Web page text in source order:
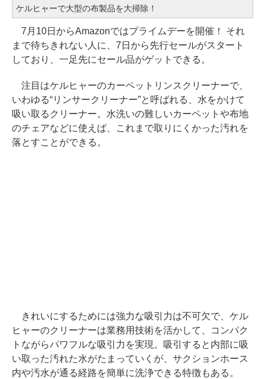
ケルヒャーで大型の布製品を大掃除！
7月10日からAmazonではプライムデーを開催！ それ
まで待ちきれない人に、7日から先行セールがスタート
しており、一足先にセール品がゲットできる。
注目はケルヒャーのカーペットリンスクリーナーで、
いわゆる“リンサークリーナー”と呼ばれる、水をかけて
吸い取るクリーナー。水洗いの難しいカーペットや布地
のチェアなどに使えば、これまで取りにくかった汚れを
落とすことができる。
きれいにするためには強力な吸引力は不可欠で、ケル
ヒャーのクリーナーは業務用技術を活かして、コンパク
トながらパワフルな吸引力を実現。吸引すると内部に吸
い取った汚れた水がたまっていくが、サクションホース
内や汚水が通る経路を簡単に洗浄できる特徴もある。